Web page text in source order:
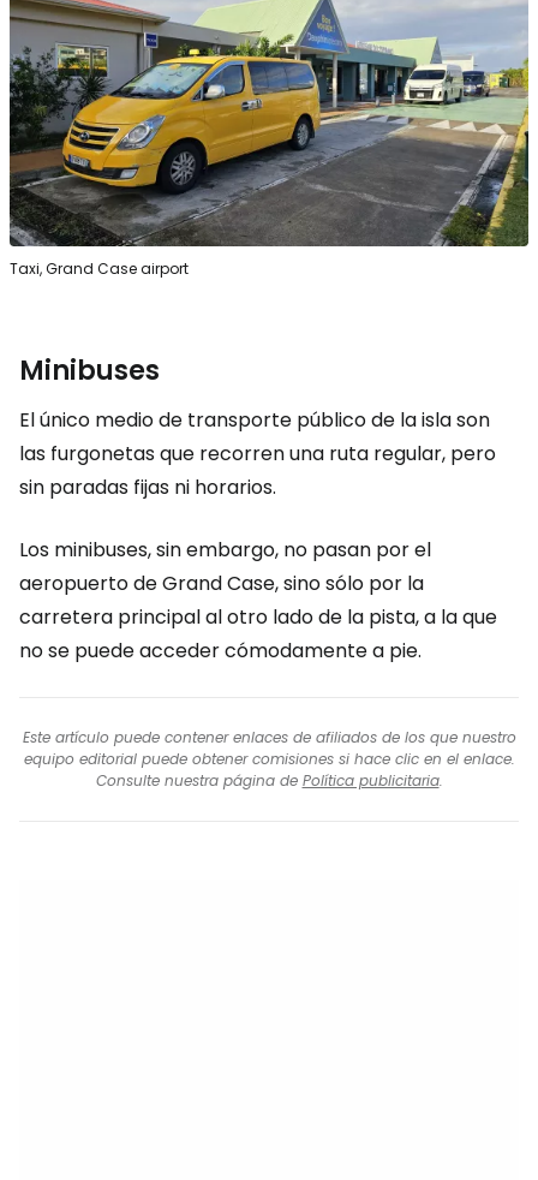
Taxi, Grand Case airport
Minibuses
El único medio de transporte público de la isla son
las furgonetas que recorren una ruta regular, pero
sin paradas fijas ni horarios.
Los minibuses, sin embargo, no pasan por el
aeropuerto de Grand Case, sino sólo por la
carretera principal al otro lado de la pista, a la que
no se puede acceder cómodamente a pie.
Este artículo puede contener enlaces de afiliados de los que nuestro
equipo editorial puede obtener comisiones si hace clic en el enlace.
Consulte nuestra página de Política publicitaria.